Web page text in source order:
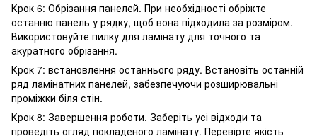
Крок 6: Обрізання панелей. При необхідності обріжте
останню панель у рядку, щоб вона підходила за розміром.
Використовуйте пилку для ламінату для точного та
акуратного обрізання.
Крок 7: встановлення останнього ряду. Встановіть останній
ряд ламінатних панелей, забезпечуючи розширювальні
проміжки біля стін.
Крок 8: Завершення роботи. Заберіть усі відходи та
проведіть огляд покладеного ламінату. Перевірте якість